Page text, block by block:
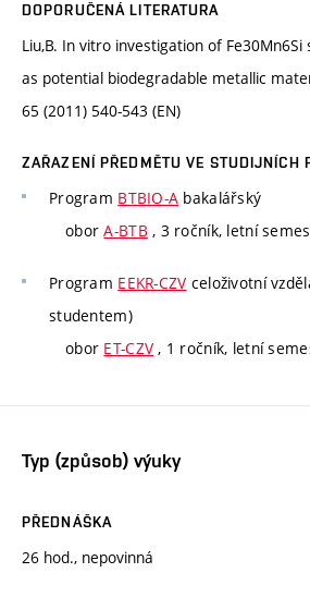
DOPORUČENÁ LITERATURA
Liu,B. In vitro investigation of
as potential biodegradable metallic
65 (2011) 540-543 (EN)
ZAŘAZENÍ PŘEDMĚTU VE STUDIJNÍCH
Program BTBIO-A bakalářský
oborA-BTB , 3 ročník, letní
Program EEKR-CZV celoživotní
studentem)
obor ET-CZV , 1 ročník, letní
Typ (způsob) výuky
PŘEDNÁŠKA
26 hod., nepovinná